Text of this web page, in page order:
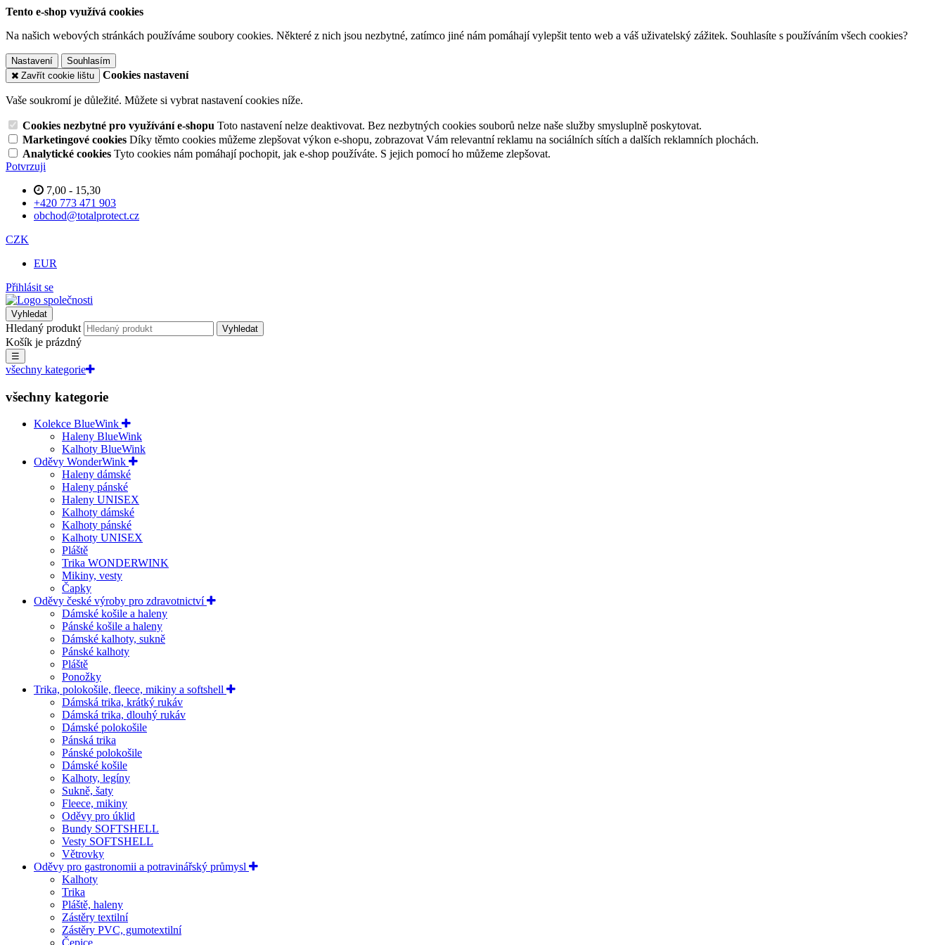
Tento e-shop využívá cookies
Na našich webových stránkách používáme soubory cookies. Některé z nich jsou nezbytné, zatímco jiné nám pomáhají vylepšit tento web a váš uživatelský zážitek. Souhlasíte s používáním všech cookies?
Nastavení
Souhlasím
Zavřít cookie lištu
Cookies nastavení
Vaše soukromí je důležité. Můžete si vybrat nastavení cookies níže.
Cookies nezbytné pro využívání e-shopu Toto nastavení nelze deaktivovat. Bez nezbytných cookies souborů nelze naše služby smysluplně poskytovat.
Marketingové cookies Díky těmto cookies můžeme zlepšovat výkon e-shopu, zobrazovat Vám relevantní reklamu na sociálních sítích a dalších reklamních plochách.
Analytické cookies Tyto cookies nám pomáhají pochopit, jak e-shop používáte. S jejich pomocí ho můžeme zlepšovat.
Potvrzuji
7,00 - 15,30
+420 773 471 903
obchod@totalprotect.cz
CZK
EUR
Přihlásit se
Vyhledat
Hledaný produkt Vyhledat
Košík je prázdný
☰
všechny kategorie
všechny kategorie
Kolekce BlueWink
Haleny BlueWink
Kalhoty BlueWink
Oděvy WonderWink
Haleny dámské
Haleny pánské
Haleny UNISEX
Kalhoty dámské
Kalhoty pánské
Kalhoty UNISEX
Pláště
Trika WONDERWINK
Mikiny, vesty
Čapky
Oděvy české výroby pro zdravotnictví
Dámské košile a haleny
Pánské košile a haleny
Dámské kalhoty, sukně
Pánské kalhoty
Pláště
Ponožky
Trika, polokošile, fleece, mikiny a softshell
Dámská trika, krátký rukáv
Dámská trika, dlouhý rukáv
Dámské polokošile
Pánská trika
Pánské polokošile
Dámské košile
Kalhoty, legíny
Sukně, šaty
Fleece, mikiny
Oděvy pro úklid
Bundy SOFTSHELL
Vesty SOFTSHELL
Větrovky
Oděvy pro gastronomii a potravinářský průmysl
Kalhoty
Trika
Pláště, haleny
Zástěry textilní
Zástěry PVC, gumotextilní